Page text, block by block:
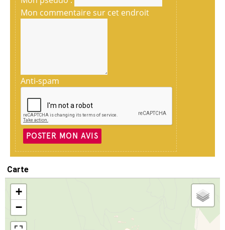
Mon commentaire sur cet endroit
Anti-spam
POSTER MON AVIS
Carte
+
−